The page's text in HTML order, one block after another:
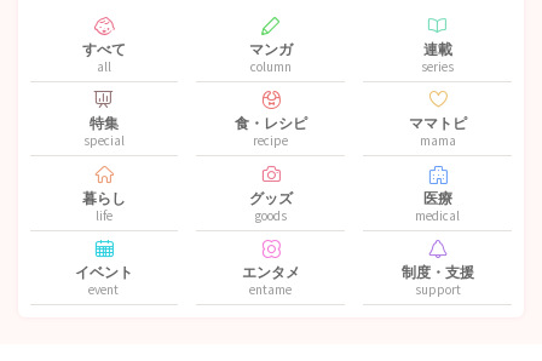
すべて
all
マンガ
column
連載
series
特集
special
食・レシピ
recipe
ママトピ
mama
暮らし
life
グッズ
goods
医療
medical
イベント
event
エンタメ
entame
制度・支援
support